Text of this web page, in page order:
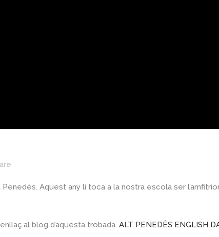
Aquest any li toca a la nostra escola ser
al blog d’aquesta trobada. ALT PENEDÈS ENGLISH